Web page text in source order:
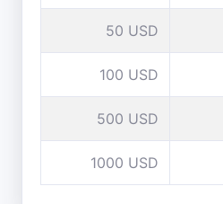
50 USD
100 USD
500 USD
1000 USD